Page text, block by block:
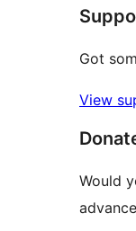
review
Got
View
Would